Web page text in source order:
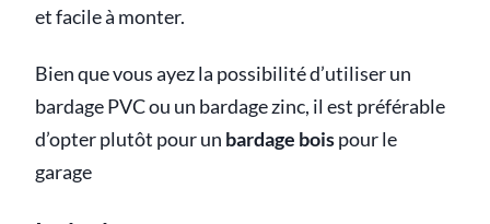
et facile à monter.
Bien que vous ayez la possibilité d’utiliser un
bardage PVC ou un bardage zinc, il est préférable
d’opter plutôt pour un bardage boispour le
garage